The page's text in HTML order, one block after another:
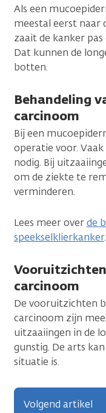
Als een
meestal eerst naar
zaait de kanker
Dat kunnen de
botten.
Behandeling
carcinoom
Bij een
operatie voor.
nodig. Bij
om de ziekte te
verminderen.
Lees meer overde
speekselklierkanker.
carcinoom
De vooruitzichten
carcinoom zijn
uitzaaiingen in de
gunstig. De arts
situatie is.
Volgend artikel